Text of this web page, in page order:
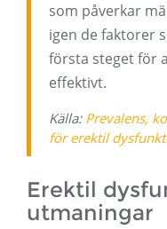
som påverkar
igen de faktorer
första steget för
effektivt.
Källa: Prevalens,
för erektil
Erektil
utmaningar